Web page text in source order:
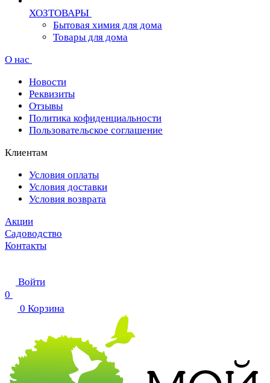
ХОЗТОВАРЫ
Бытовая химия для дома
Товары для дома
О нас
Новости
Реквизиты
Отзывы
Политика кофиденциальности
Пользовательское соглашение
Клиентам
Условия оплаты
Условия доставки
Условия возврата
Акции
Садоводство
Контакты
Войти
0
0 Корзина